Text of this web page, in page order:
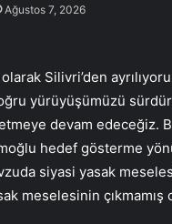
Ağustos 7, 2026
Silivri’den
yürüyüşümüzü
devam edeceğiz.
hedef gösterme
siyasi yasak
meselesinin çıkmamış